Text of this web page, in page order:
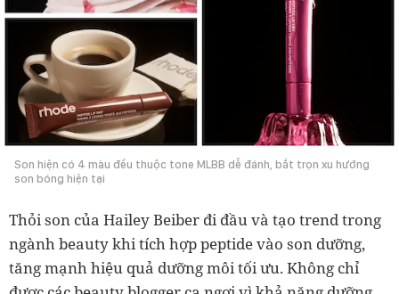
Son hiện có 4 màu đều thuộc tone MLBB dễ đánh, bắt trọn xu hướng
son bóng hiện tại
Thỏi son của Hailey Beiber đi đầu và tạo trend trong
ngành beauty khi tích hợp peptide vào son dưỡng,
tăng mạnh hiệu quả dưỡng môi tối ưu. Không chỉ